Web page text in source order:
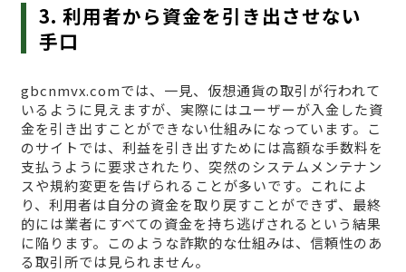
3. 利用者から資金を引き出させない
手口
gbcnmvx.comでは、一見、仮想通貨の取引が行われて
いるように見えますが、実際にはユーザーが入金した資
金を引き出すことができない仕組みになっています。こ
のサイトでは、利益を引き出すためには高額な手数料を
支払うように要求されたり、突然のシステムメンテナン
スや規約変更を告げられることが多いです。これによ
り、利用者は自分の資金を取り戻すことができず、最終
的には業者にすべての資金を持ち逃げされるという結果
に陥ります。このような詐欺的な仕組みは、信頼性のあ
る取引所では見られません。